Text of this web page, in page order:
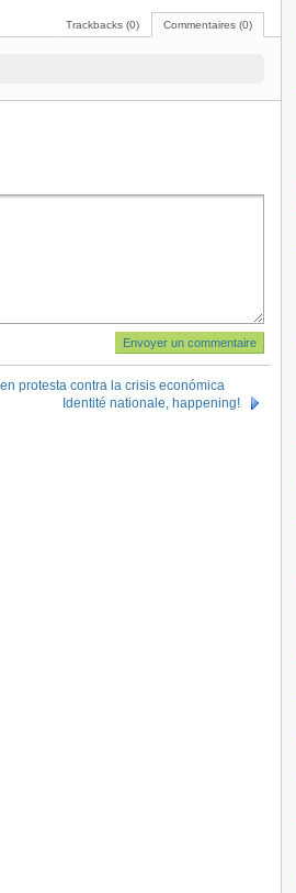
Commentaires (0)
Trackbacks (0)
protesta contra la crisis económica
Identité nationale, happening!